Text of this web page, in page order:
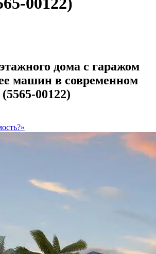
дома с гаражом
машин в современном
00122)